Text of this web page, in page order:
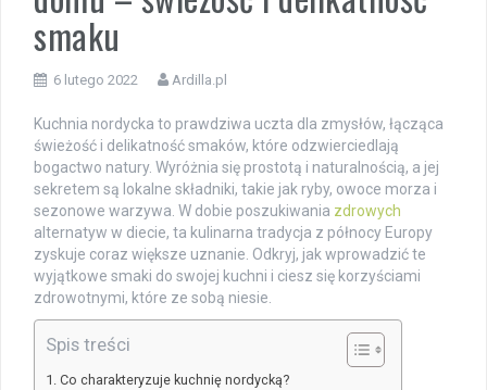
smaku
6 lutego 2022 Ardilla.pl
Kuchnia nordycka to prawdziwa uczta dla zmysłów, łącząca
świeżość i delikatność smaków, które odzwierciedlają
bogactwo natury. Wyróżnia się prostotą i naturalnością, a jej
sekretem są lokalne składniki, takie jak ryby, owoce morza i
sezonowe warzywa. W dobie poszukiwania zdrowych
alternatyw w diecie, ta kulinarna tradycja z północy Europy
zyskuje coraz większe uznanie. Odkryj, jak wprowadzić te
wyjątkowe smaki do swojej kuchni i ciesz się korzyściami
zdrowotnymi, które ze sobą niesie.
Spis treści
Co charakteryzuje kuchnię nordycką?